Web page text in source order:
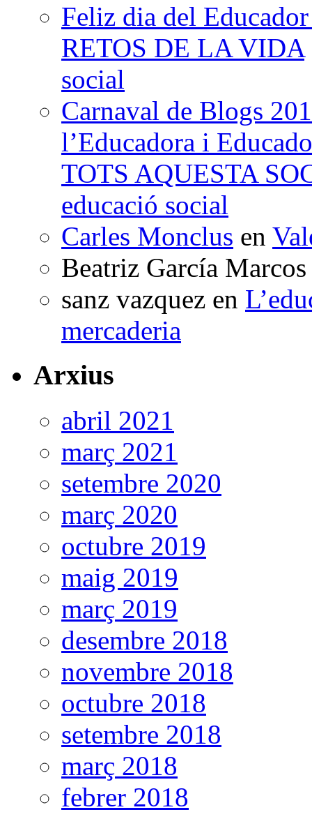
Feliz dia del
RETOS DE LA VIDA
social
Carnaval de Blogs
l’Educadora i
TOTS AQUESTA
educació social
Carles Monclus en
Beatriz García Marcos
sanz vazquez en
mercaderia
Arxius
abril 2021
març 2021
setembre 2020
març 2020
octubre 2019
maig 2019
març 2019
desembre 2018
novembre 2018
octubre 2018
setembre 2018
març 2018
febrer 2018